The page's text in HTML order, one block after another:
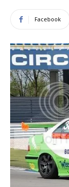
Facebook